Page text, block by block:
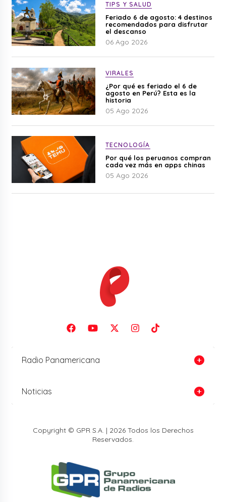
TIPS Y SALUD
Feriado 6 de agosto: 4 destinos
recomendados para disfrutar
el descanso
06 Ago 2026
VIRALES
¿Por qué es feriado el 6 de
agosto en Perú? Esta es la
historia
05 Ago 2026
TECNOLOGÍA
Por qué los peruanos compran
cada vez más en apps chinas
05 Ago 2026
Radio Panamericana
Noticias
Copyright © GPR S.A. | 2026 Todos los Derechos
Reservados.